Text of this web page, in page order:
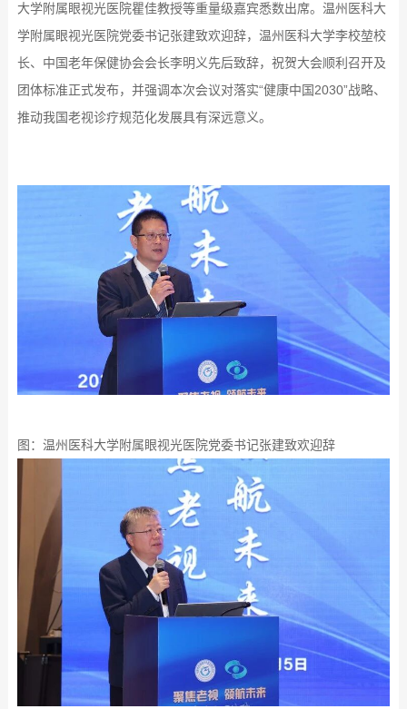
大学附属眼视光医院瞿佳教授等重量级嘉宾悉数出席。温州医科大
学附属眼视光医院党委书记张建致欢迎辞，温州医科大学李校堃校
长、中国老年保健协会会长李明义先后致辞，祝贺大会顺利召开及
团体标准正式发布，并强调本次会议对落实“健康中国2030”战略、
推动我国老视诊疗规范化发展具有深远意义。
图：温州医科大学附属眼视光医院党委书记张建致欢迎辞